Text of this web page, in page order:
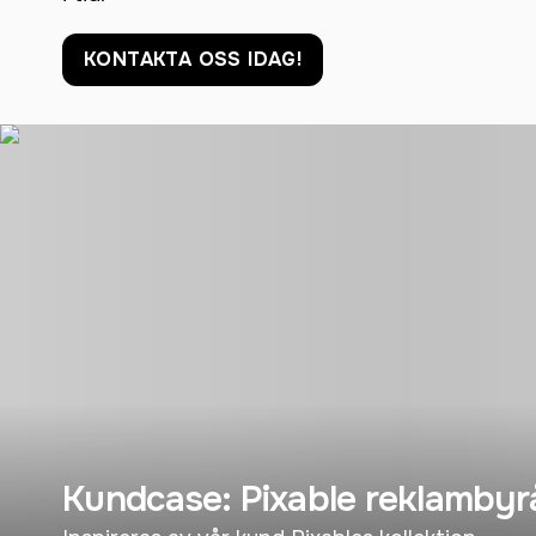
KONTAKTA OSS IDAG!
Kundcase: Pixable